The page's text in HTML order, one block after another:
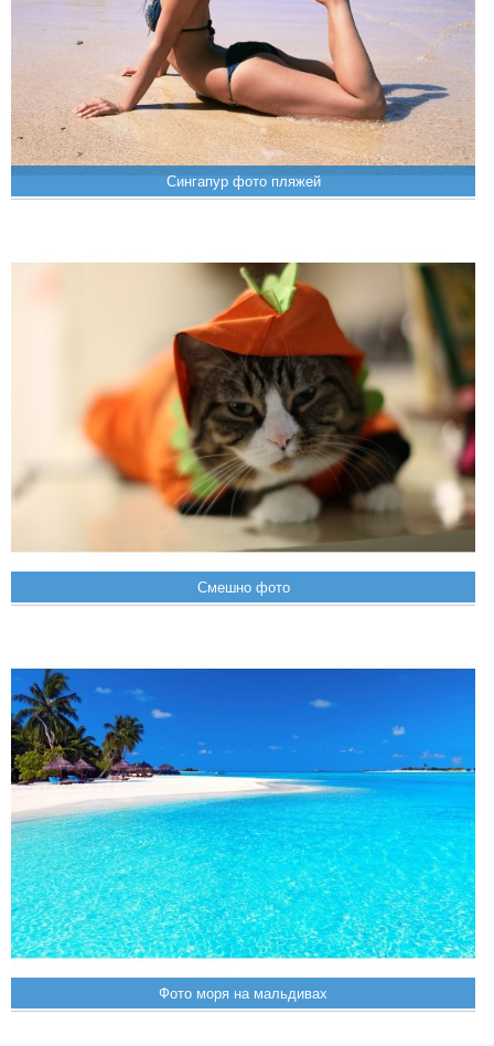
Сингапур фото пляжей
Смешно фото
Фото моря на мальдивах